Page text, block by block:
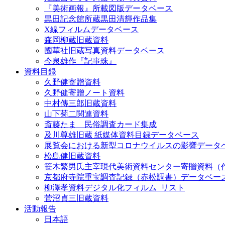
『美術画報』所載図版データベース
黒田記念館所蔵黒田清輝作品集
X線フィルムデータベース
森岡柳蔵旧蔵資料
國華社旧蔵写真資料データベース
今泉雄作『記事珠』
資料目録
久野健寄贈資料
久野健寄贈ノート資料
中村傳三郎旧蔵資料
山下菊二関連資料
斎藤たま 民俗調査カード集成
及川尊雄旧蔵 紙媒体資料目録データベース
展覧会における新型コロナウイルスの影響データ
松島健旧蔵資料
笹木繁男氏主宰現代美術資料センター寄贈資料（
京都府寺院重宝調査記録（赤松調書）データベー
柳澤孝資料デジタル化フィルム_リスト
菅沼貞三旧蔵資料
活動報告
日本語